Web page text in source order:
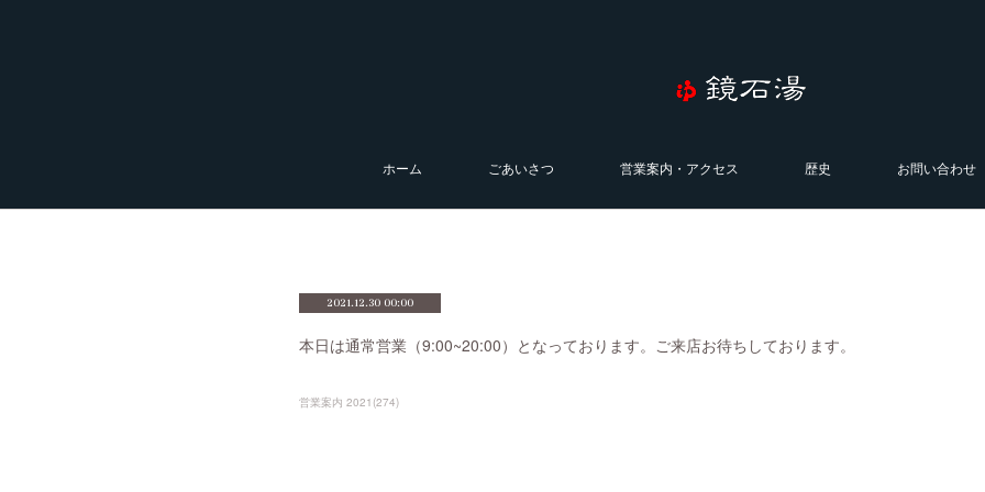
ホーム ごあいさつ 営業案内・アクセス 歴史 お問い合わせ
2021.12.30 00:00
本日は通常営業（9:00~20:00）となっております。ご来店お待ちしております。
営業案内 2021 (274)